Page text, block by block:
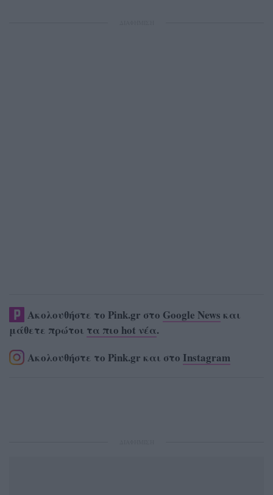
Ακολουθήστε το Pink.gr στο Google News και
μάθετε πρώτοι τα πιο hot νέα.
Ακολουθήστε το Pink.gr και στο Instagram